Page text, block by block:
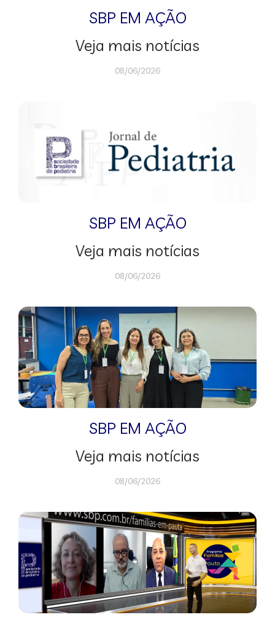
SBP EM AÇÃO
Veja mais notícias
08/06/2026
SBP EM AÇÃO
Veja mais notícias
08/06/2026
SBP EM AÇÃO
Veja mais notícias
08/06/2026